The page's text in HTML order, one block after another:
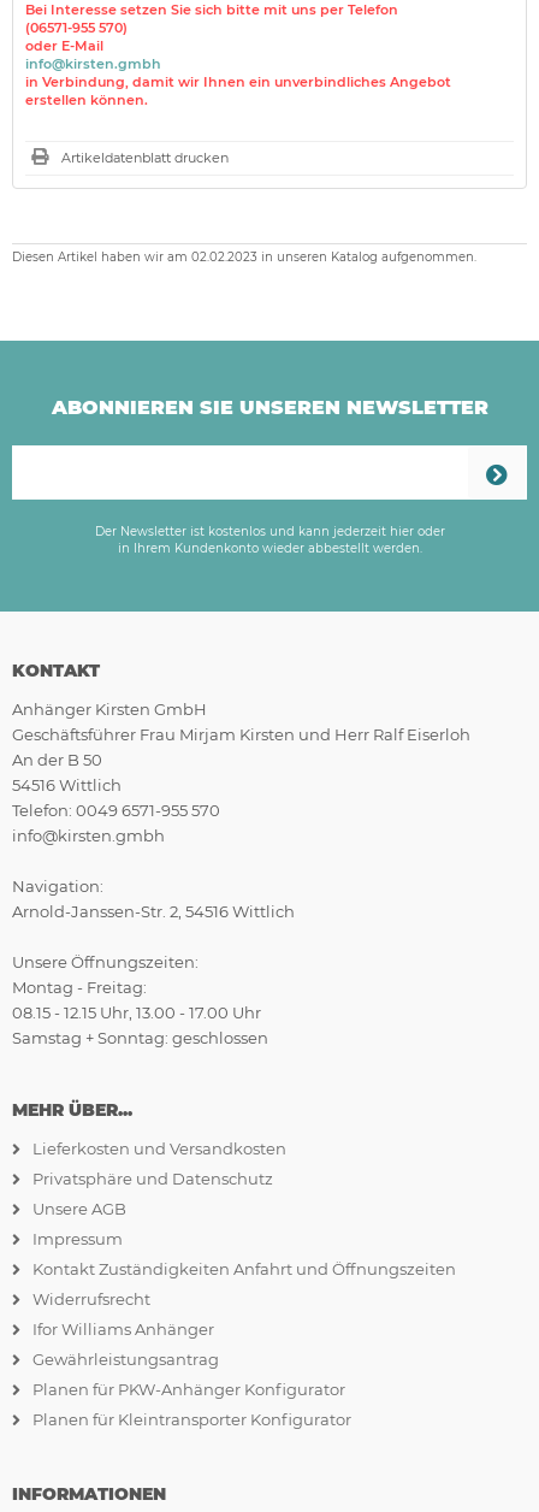
Bei Interesse setzen Sie sich bitte mit uns per Telefon
(06571-955 570)
oder E-Mail
info@kirsten.gmbh
in Verbindung, damit wir Ihnen ein unverbindliches Angebot
erstellen können.
Artikeldatenblatt drucken
Diesen Artikel haben wir am 02.02.2023 in unseren Katalog aufgenommen.
ABONNIEREN SIE UNSEREN NEWSLETTER
Der Newsletter ist kostenlos und kann jederzeit hier oder
in Ihrem Kundenkonto wieder abbestellt werden.
KONTAKT
Anhänger Kirsten GmbH
Geschäftsführer Frau Mirjam Kirsten und Herr Ralf Eiserloh
An der B 50
54516 Wittlich
Telefon: 0049 6571-955 570
info@kirsten.gmbh
Navigation:
Arnold-Janssen-Str. 2, 54516 Wittlich
Unsere Öffnungszeiten:
Montag - Freitag:
08.15 - 12.15 Uhr, 13.00 - 17.00 Uhr
Samstag + Sonntag: geschlossen
MEHR ÜBER...
Lieferkosten und Versandkosten
Privatsphäre und Datenschutz
Unsere AGB
Impressum
Kontakt Zuständigkeiten Anfahrt und Öffnungszeiten
Widerrufsrecht
Ifor Williams Anhänger
Gewährleistungsantrag
Planen für PKW-Anhänger Konfigurator
Planen für Kleintransporter Konfigurator
INFORMATIONEN